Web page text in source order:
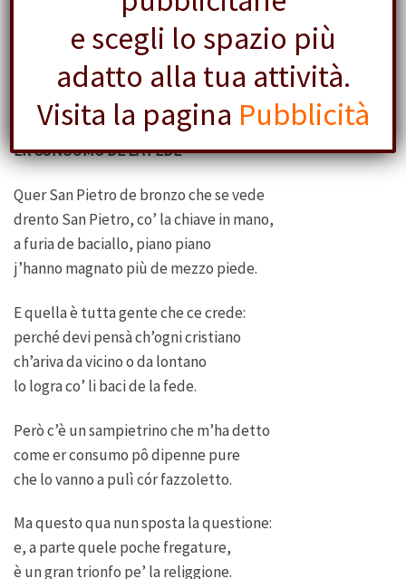
Io j’ho risposto: — Subbito, eccellenza!
Ma su’ fija, s’è lecito, qual’è?
quella co’ le mutanne o quella senza?
ER CONSUMO DE LA FEDE
Quer San Pietro de bronzo che se vede
drento San Pietro, co’ la chiave in mano,
a furia de baciallo, piano piano
j’hanno magnato più de mezzo piede.
E quella è tutta gente che ce crede:
perché devi pensà ch’ogni cristiano
ch’ariva da vicino o da lontano
lo logra co’ li baci de la fede.
Però c’è un sampietrino che m’ha detto
come er consumo pô dipenne pure
che lo vanno a pulì cór fazzoletto.
Ma questo qua nun sposta la questione:
e, a parte quele poche fregature,
è un gran trionfo pe’ la religgione.
e scegli lo spazio più
adatto alla tua attività.
Visita la pagina Pubblicità